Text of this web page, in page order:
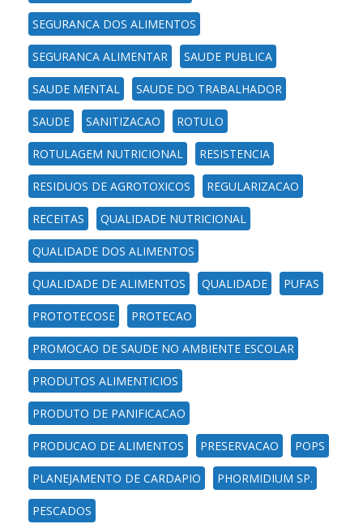
SEGURANCA DOS ALIMENTOS
SEGURANCA ALIMENTAR SAUDE PUBLICA
SAUDE MENTAL SAUDE DO TRABALHADOR
SAUDE SANITIZACAO ROTULO
ROTULAGEM NUTRICIONAL RESISTENCIA
RESIDUOS DE AGROTOXICOS REGULARIZACAO
RECEITAS QUALIDADE NUTRICIONAL
QUALIDADE DOS ALIMENTOS
QUALIDADE DE ALIMENTOS QUALIDADE PUFAS
PROTOTECOSE PROTECAO
PROMOCAO DE SAUDE NO AMBIENTE ESCOLAR
PRODUTOS ALIMENTICIOS
PRODUTO DE PANIFICACAO
PRODUCAO DE ALIMENTOS PRESERVACAO POPS
PLANEJAMENTO DE CARDAPIO PHORMIDIUM SP.
PESCADOS